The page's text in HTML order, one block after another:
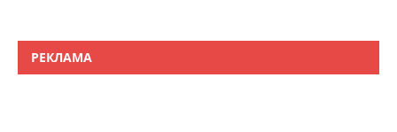
РЕКЛАМА